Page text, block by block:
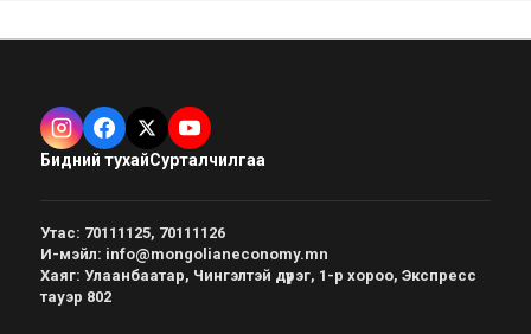
Бидний тухайСурталчилгаа
Утас: 70111125, 70111126
И-мэйл: info@mongolianeconomy.mn
Хаяг: Улаанбаатар, Чингэлтэй дүүрэг, 1-р хороо, Экспресс
тауэр 802